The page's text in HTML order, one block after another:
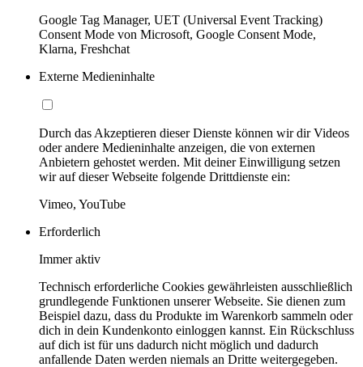
Google Tag Manager, UET (Universal Event Tracking)
Consent Mode von Microsoft, Google Consent Mode,
Klarna, Freshchat
Externe Medieninhalte
Durch das Akzeptieren dieser Dienste können wir dir Videos
oder andere Medieninhalte anzeigen, die von externen
Anbietern gehostet werden. Mit deiner Einwilligung setzen
wir auf dieser Webseite folgende Drittdienste ein:
Vimeo, YouTube
Erforderlich
Immer aktiv
Technisch erforderliche Cookies gewährleisten ausschließlich
grundlegende Funktionen unserer Webseite. Sie dienen zum
Beispiel dazu, dass du Produkte im Warenkorb sammeln oder
dich in dein Kundenkonto einloggen kannst. Ein Rückschluss
auf dich ist für uns dadurch nicht möglich und dadurch
anfallende Daten werden niemals an Dritte weitergegeben.